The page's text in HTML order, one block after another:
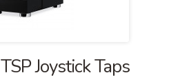
Joystick Taps